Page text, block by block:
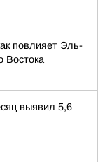
повлияет Эль-
Востока
выявил 5,6